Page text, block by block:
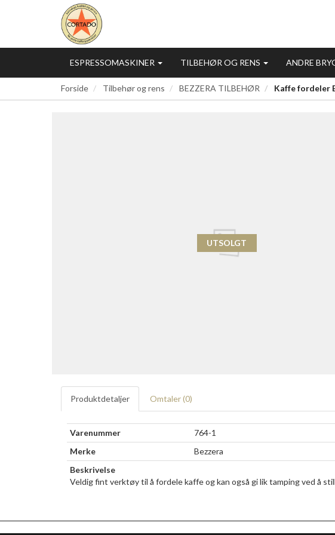
ESPRESSOMASKINER TILBEHØR OG RENS ANDRE
Forside Tilbehør og rens BEZZERA TILBEHØR Kaffe fordeler
UTSOLGT
Produktdetaljer Omtaler (0)
Varenummer
764-1
Merke
Bezzera
Beskrivelse
Veldig fint verktøy til å fordele kaffe og kan også gi lik tamping ved å